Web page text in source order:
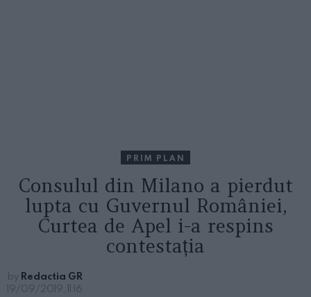
PRIM PLAN
Consulul din Milano a pierdut
lupta cu Guvernul României,
Curtea de Apel i-a respins
contestația
by Redactia GR
19/09/2019, 11:16